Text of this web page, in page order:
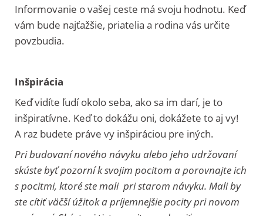
Informovanie o vašej ceste má svoju hodnotu. Keď
vám bude najťažšie, priatelia a rodina vás určite
povzbudia.
Inšpirácia
Keď vidíte ľudí okolo seba, ako sa im darí, je to
inšpiratívne. Keď to dokážu oni, dokážete to aj vy!
A raz budete práve vy inšpiráciou pre iných.
Pri budovaní nového návyku alebo jeho udržovaní
skúste byť pozorní k svojim pocitom a porovnajte ich
s pocitmi, ktoré ste mali pri starom návyku. Mali by
ste cítiť väčší úžitok a príjemnejšie pocity pri novom